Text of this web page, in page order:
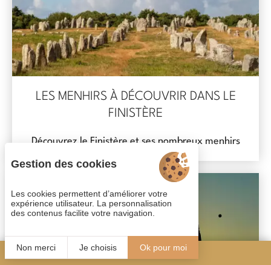
LES MENHIRS À DÉCOUVRIR DANS LE
FINISTÈRE
Découvrez le Finistère et ses nombreux menhirs
FR
Gestion des cookies
Les cookies permettent d’améliorer votre
expérience utilisateur. La personnalisation
des contenus facilite votre navigation.
Non merci Je choisis Ok pour moi